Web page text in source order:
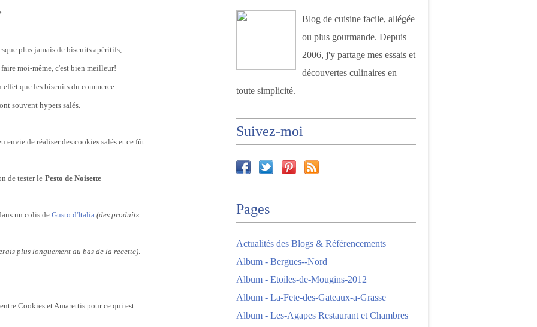
plus jamais de biscuits apéritifs,
moi-même, c'est bien meilleur!
effet que les biscuits du commerce
souvent hypers salés.
envie de réaliser des cookies salés et ce fût
de testerle Pesto de Noisette
un colis de Gusto d'Italia (des produits
plus longuement au bas de la recette).
Cookies et Amarettis pour ce qui est
Blog de cuisine facile, allégée
ou plus gourmande. Depuis
2006, j'y partage mes essais et
découvertes culinaires en
toute simplicité.
Suivez-moi
Pages
Actualités des Blogs & Référencements
Album - Bergues--Nord
Album - Etoiles-de-Mougins-2012
Album - La-Fete-des-Gateaux-a-Grasse
Album - Les-Agapes Restaurant et Chambres